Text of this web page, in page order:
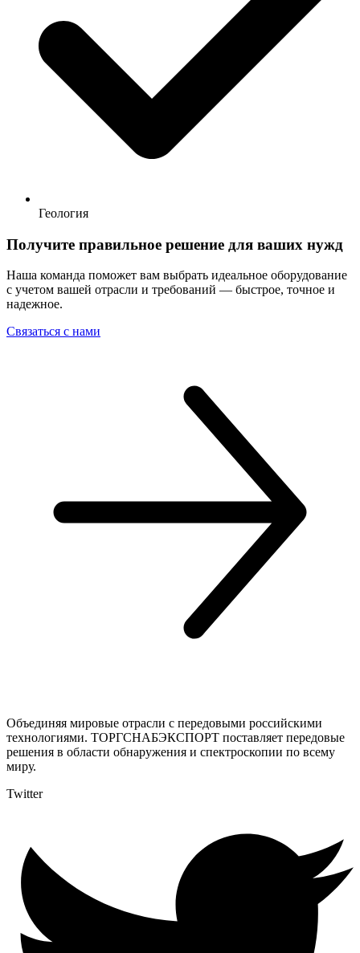
Геология
Получите правильное решение для ваших нужд
Наша команда поможет вам выбрать идеальное оборудование
с учетом вашей отрасли и требований — быстрое, точное и
надежное.
Связаться с нами
Объединяя мировые отрасли с передовыми российскими
технологиями. ТОРГСНАБЭКСПОРТ поставляет передовые
решения в области обнаружения и спектроскопии по всему
миру.
Twitter